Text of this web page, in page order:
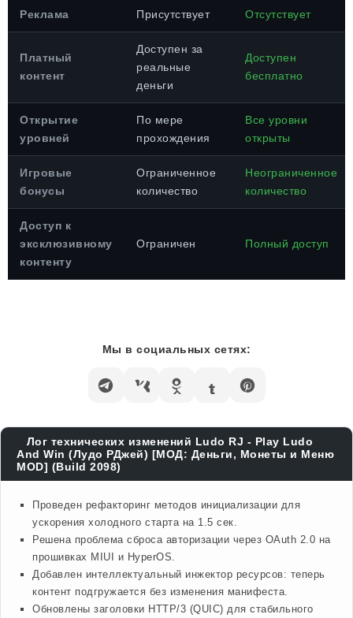
Реклама Присутствует Отсутствует
Платный
контент
Доступен за
реальные
деньги
Доступен
бесплатно
Открытие
уровней
По мере
прохождения
Все уровни
открыты
Игровые
бонусы
Ограниченное
количество
Неограниченное
количество
Доступ к
эксклюзивному
контенту
Ограничен Полный доступ
Мы в социальных сетях:
Лог технических изменений Ludo RJ - Play Ludo
And Win (Лудо РДжей) [МОД: Деньги, Монеты и Меню
MOD] (Build 2098)
Проведен рефакторинг методов инициализации для
ускорения холодного старта на 1.5 сек.
Решена проблема сброса авторизации через OAuth 2.0 на
прошивках MIUI и HyperOS.
Добавлен интеллектуальный инжектор ресурсов: теперь
контент подгружается без изменения манифеста.
Обновлены заголовки HTTP/3 (QUIC) для стабильного